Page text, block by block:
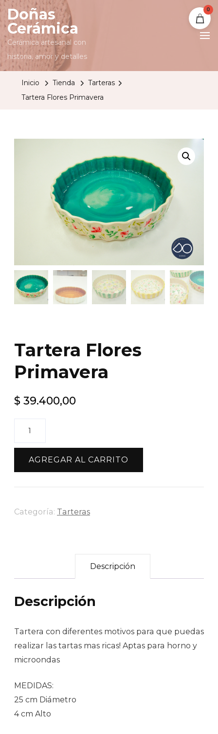
0
Doñas
Cerámica
Cerámica artesanal con
historia, amor y detalles
Inicio Tienda
Tarteras
Tartera Flores Primavera
Tartera Flores
Primavera
$ 39.400,00
AGREGAR AL CARRITO
Categoría: Tarteras
Descripción
Descripción
Tartera con diferentes motivos para que puedas
realizar las tartas mas ricas! Aptas para horno y
microondas
MEDIDAS:
25 cm Diámetro
4 cm Alto